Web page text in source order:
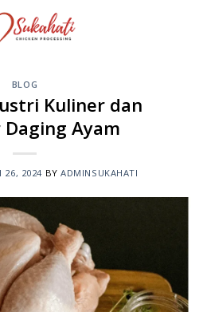
BLOG
Kuliner dan
Ayam
26, 2024 BYADMINSUKAHATI